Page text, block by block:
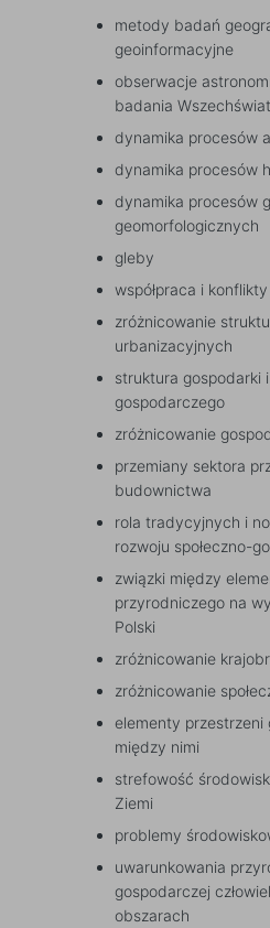
metody badań
geoinformacyjne
obserwacje
badania
dynamika procesów
dynamika procesów
dynamika procesów
geomorfologicznych
gleby
współpraca i
zróżnicowanie
urbanizacyjnych
struktura gospodarki
gospodarczego
zróżnicowanie
przemiany sektora
budownictwa
rola tradycyjnych i
rozwoju społeczno-
związki między
przyrodniczego na
Polski
zróżnicowanie
zróżnicowanie
elementy przestrzeni
między nimi
strefowość
Ziemi
problemy
uwarunkowania
gospodarczej
obszarach